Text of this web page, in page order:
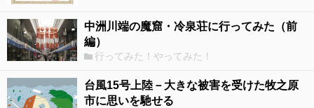
中洲川端の魔窟・冷泉荘に行ってみた（前
編）
行ってみた！やってみた！
台風15号上陸－大きな被害を受けた牧之原
市に思いを馳せる